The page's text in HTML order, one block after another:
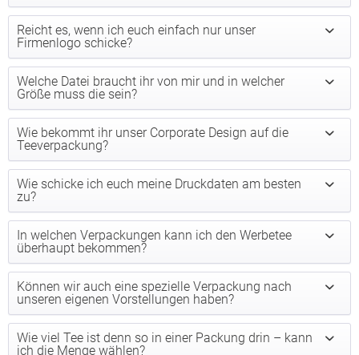
Reicht es, wenn ich euch einfach nur unser
Firmenlogo schicke?
Welche Datei braucht ihr von mir und in welcher
Größe muss die sein?
Wie bekommt ihr unser Corporate Design auf die
Teeverpackung?
Wie schicke ich euch meine Druckdaten am besten
zu?
In welchen Verpackungen kann ich den Werbetee
überhaupt bekommen?
Können wir auch eine spezielle Verpackung nach
unseren eigenen Vorstellungen haben?
Wie viel Tee ist denn so in einer Packung drin – kann
ich die Menge wählen?